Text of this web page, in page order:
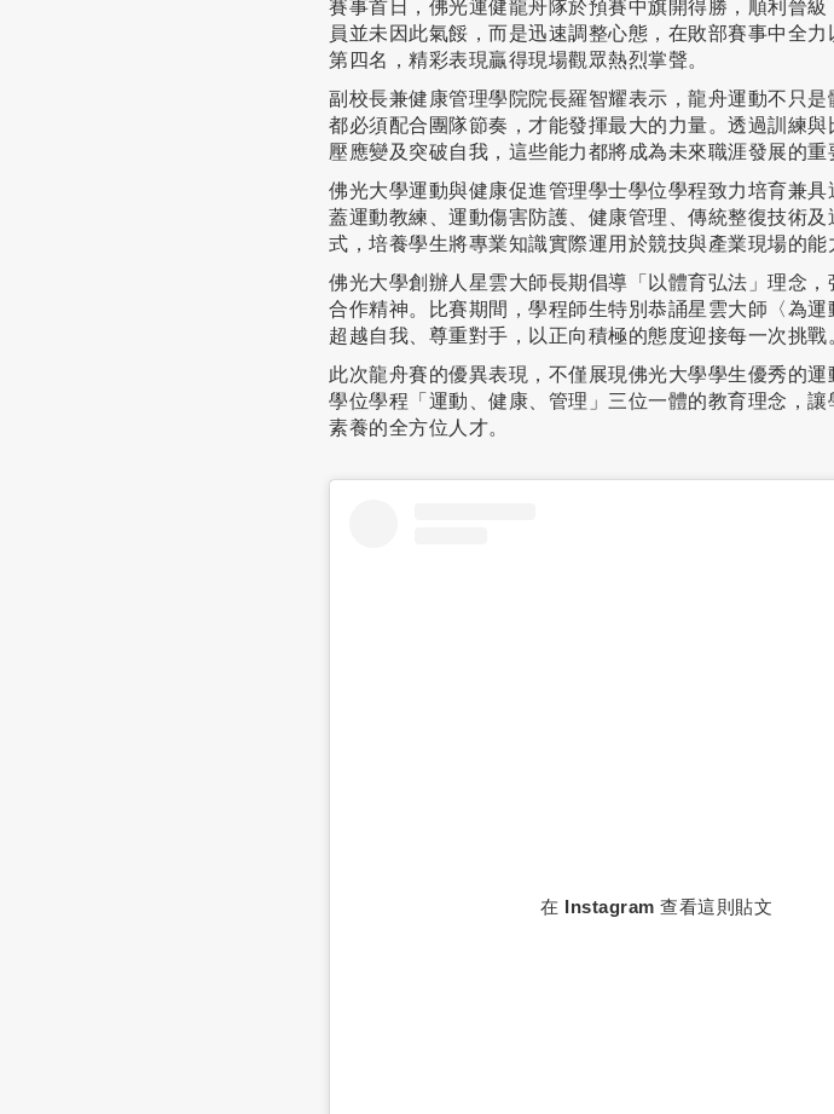
賽事首日，佛光運健龍舟隊於預賽中旗開得勝，順利晉
員並未因此氣餒，而是迅速調整心態，在敗部賽事中全
第四名，精彩表現贏得現場觀眾熱烈掌聲。
副校長兼健康管理學院院長羅智耀表示，龍舟運動不只
都必須配合團隊節奏，才能發揮最大的力量。透過訓練
壓應變及突破自我，這些能力都將成為未來職涯發展的重
佛光大學運動與健康促進管理學士學位學程致力培育兼
蓋運動教練、運動傷害防護、健康管理、傳統整復技術
式，培養學生將專業知識實際運用於競技與產業現場的能
佛光大學創辦人星雲大師長期倡導「以體育弘法」理念
合作精神。比賽期間，學程師生特別恭誦星雲大師〈為
超越自我、尊重對手，以正向積極的態度迎接每一次挑戰
此次龍舟賽的優異表現，不僅展現佛光大學學生優秀的
學位學程「運動、健康、管理」三位一體的教育理念，
素養的全方位人才。
在 Instagram 查看這則貼文